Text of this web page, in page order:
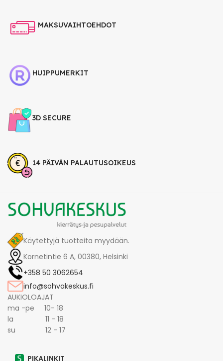
MAKSUVAIHTOEHDOT
HUIPPUMERKIT
3D SECURE
14 PÄIVÄN PALAUTUSOIKEUS
Käytettyjä tuotteita myydään.
Kornetintie 6 A, 00380, Helsinki
+358 50 3062654
info@sohvakeskus.fi
AUKIOLOAJAT
ma -pe 10- 18
la 11 - 18
su 12 - 17
PIKALINKIT